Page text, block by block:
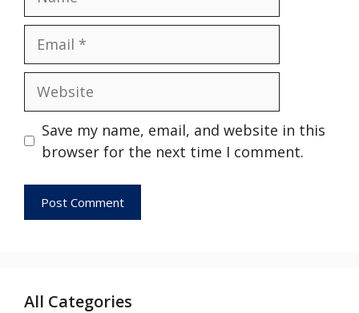
Save my name, email, and website in this
browser for the next time I comment.
All Categories